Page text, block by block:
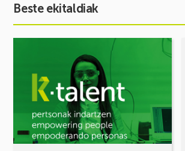
Beste ekitaldiak
STEAM
Zientzia
eta
teknologiarako